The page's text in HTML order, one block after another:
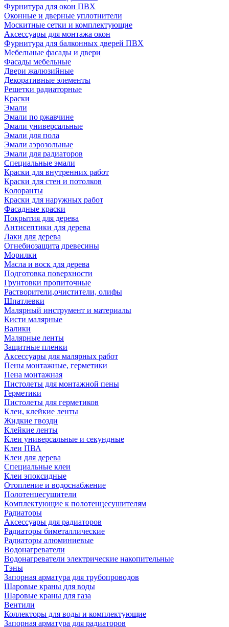
Фурнитура для окон ПВХ
Оконные и дверные уплотнители
Москитные сетки и комплектующие
Аксессуары для монтажа окон
Фурнитура для балконных дверей ПВХ
Мебельные фасады и двери
Фасады мебельные
Двери жалюзийные
Декоративные элементы
Решетки радиаторные
Краски
Эмали
Эмали по ржавчине
Эмали универсальные
Эмали для пола
Эмали аэрозольные
Эмали для радиаторов
Специальные эмали
Краски для внутренних работ
Краски для стен и потолков
Колоранты
Краски для наружных работ
Фасадные краски
Покрытия для дерева
Антисептики для дерева
Лаки для дерева
Огнебиозащита древесины
Морилки
Масла и воск для дерева
Подготовка поверхности
Грунтовки пропиточные
Растворители,очистители, олифы
Шпатлевки
Малярный инструмент и материалы
Кисти малярные
Валики
Малярные ленты
Защитные пленки
Аксессуары для малярных работ
Пены монтажные, герметики
Пена монтажная
Пистолеты для монтажной пены
Герметики
Пистолеты для герметиков
Клеи, клейкие ленты
Жидкие гвозди
Клейкие ленты
Клеи универсальные и секундные
Клеи ПВА
Клеи для дерева
Специальные клеи
Клеи эпоксидные
Отопление и водоснабжение
Полотенцесушители
Комплектующие к полотенцесушителям
Радиаторы
Аксессуары для радиаторов
Радиаторы биметаллические
Радиаторы алюминиевые
Водонагреватели
Водонагреватели электрические накопительные
Тэны
Запорная арматура для трубопроводов
Шаровые краны для воды
Шаровые краны для газа
Вентили
Коллекторы для воды и комплектующие
Запорная арматура для радиаторов